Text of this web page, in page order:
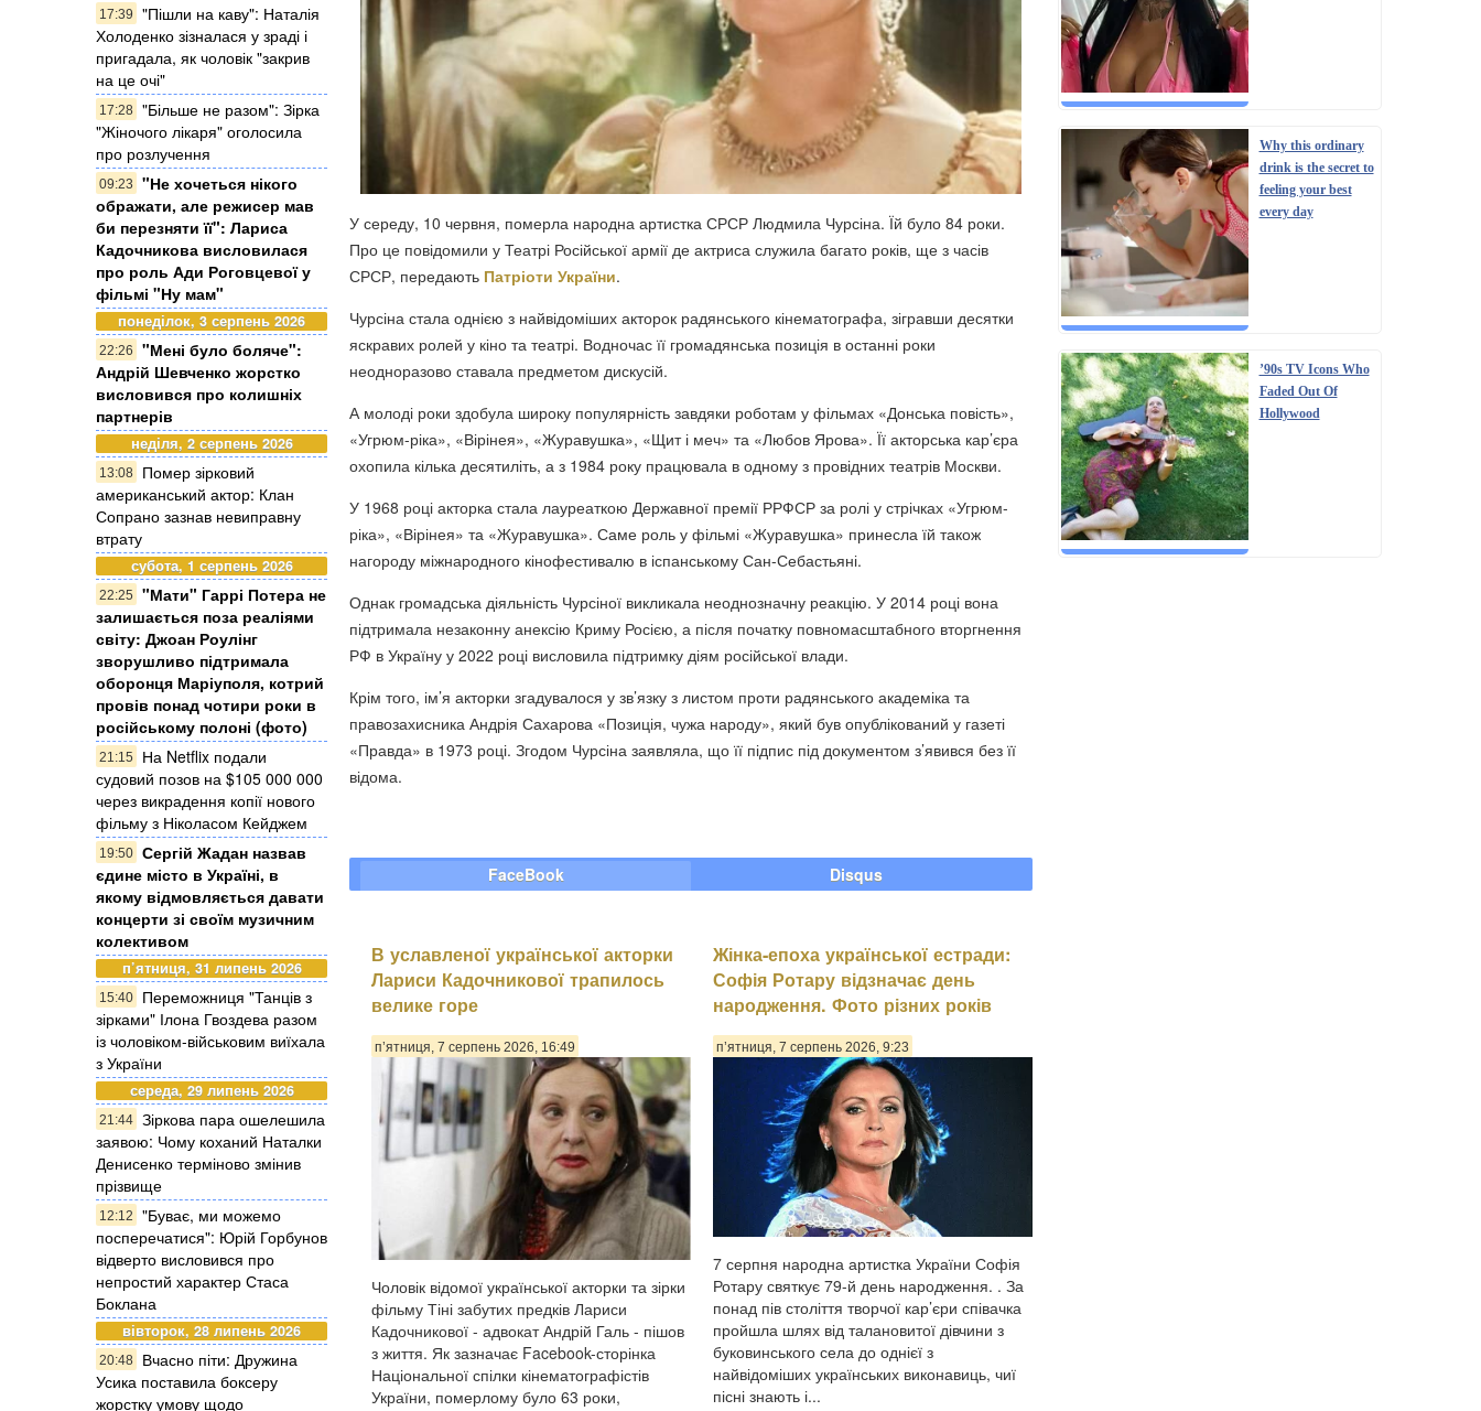
17:39
"Пішли на каву": Наталія
Холоденко зізналася у зраді і
пригадала, як чоловік "закрив
на це очі"
17:28 "Більше не разом": Зірка
"Жіночого лікаря" оголосила
про розлучення
09:23
"Не хочеться нікого
ображати, але режисер мав
би перезняти її": Лариса
Кадочникова висловилася
про роль Ади Роговцевої у
фільмі "Ну мам"
понеділок, 3 серпень 2026
22:26
"Мені було боляче":
Андрій Шевченко жорстко
висловився про колишніх
партнерів
неділя, 2 серпень 2026
13:08
Помер зірковий
американський актор: Клан
Сопрано зазнав невиправну
втрату
субота, 1 серпень 2026
22:25
"Мати" Гаррі Потера не
залишається поза реаліями
світу: Джоан Роулінг
зворушливо підтримала
оборонця Маріуполя, котрий
провів понад чотири роки в
російському полоні (фото)
21:15
На Netflix подали
судовий позов на $105 000 000
через викрадення копії нового
фільму з Ніколасом Кейджем
19:50 Сергій Жадан назвав
єдине місто в Україні, в
якому відмовляється давати
концерти зі своїм музичним
колективом
п’ятниця, 31 липень 2026
15:40
Переможниця "Танців з
зірками" Ілона Гвоздева разом
із чоловіком-військовим виїхала
з України
середа, 29 липень 2026
21:44 Зіркова пара ошелешила
заявою: Чому коханий Наталки
Денисенко терміново змінив
прізвище
12:12
"Буває, ми можемо
посперечатися": Юрій Горбунов
відверто висловився про
непростий характер Стаса
Боклана
вівторок, 28 липень 2026
20:48
Вчасно піти: Дружина
Усика поставила боксеру
жорстку умову щодо
У середу, 10 червня, померла народна артистка СРСР Людмила Чурсіна. Їй було 84 роки.
Про це повідомили у Театрі Російської армії де актриса служила багато років, ще з часів
СРСР, передають Патріоти України.
Чурсіна стала однією з найвідоміших акторок радянського кінематографа, зігравши десятки
яскравих ролей у кіно та театрі. Водночас її громадянська позиція в останні роки
неодноразово ставала предметом дискусій.
А молоді роки здобула широку популярність завдяки роботам у фільмах «Донська повість»,
«Угрюм-ріка», «Вірінея», «Журавушка», «Щит і меч» та «Любов Ярова». Її акторська кар’єра
охопила кілька десятиліть, а з 1984 року працювала в одному з провідних театрів Москви.
У 1968 році акторка стала лауреаткою Державної премії РРФСР за ролі у стрічках «Угрюм-
ріка», «Вірінея» та «Журавушка». Саме роль у фільмі «Журавушка» принесла їй також
нагороду міжнародного кінофестивалю в іспанському Сан-Себастьяні.
Однак громадська діяльність Чурсіної викликала неоднозначну реакцію. У 2014 році вона
підтримала незаконну анексію Криму Росією, а після початку повномасштабного вторгнення
РФ в Україну у 2022 році висловила підтримку діям російської влади.
Крім того, ім’я акторки згадувалося у зв’язку з листом проти радянського академіка та
правозахисника Андрія Сахарова «Позиція, чужа народу», який був опублікований у газеті
«Правда» в 1973 році. Згодом Чурсіна заявляла, що її підпис під документом з’явився без її
відома.
FaceBook Disqus
В уславленої української акторки
Лариси Кадочникової трапилось
велике горе
п’ятниця, 7 серпень 2026, 16:49
Чоловік відомої української акторки та зірки
фільму Тіні забутих предків Лариси
Кадочникової - адвокат Андрій Галь - пішов
з життя. Як зазначає Facebook-сторінка
Національної спілки кінематографістів
України, померлому було 63 роки,
Жінка-епоха української естради:
Софія Ротару відзначає день
народження. Фото різних років
п’ятниця, 7 серпень 2026, 9:23
7 серпня народна артистка України Софія
Ротару святкує 79-й день народження. . За
понад пів століття творчої кар’єри співачка
пройшла шлях від талановитої дівчини з
буковинського села до однієї з
найвідоміших українських виконавиць, чиї
пісні знають і...
Why this ordinary
drink is the secret to
feeling your best
every day
’90s TV Icons Who
Faded Out Of
Hollywood